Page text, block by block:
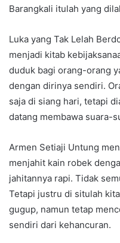
Barangkali itulah yang
Luka yang Tak Lelah
menjadi kitab
duduk bagi orang-orang
dengan dirinya sendiri.
saja di siang hari, tetapi
datang membawa suara-
Armen Setiaji Untung
menjahit kain robek
jahitannya rapi. Tidak
Tetapi justru di situlah
gugup, namun tetap
sendiri dari kehancuran.